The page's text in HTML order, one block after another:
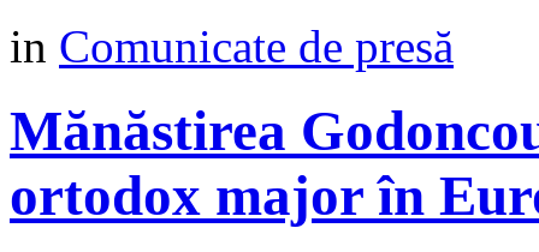
in Comunicate de presă
Mănăstirea
ortodox major în